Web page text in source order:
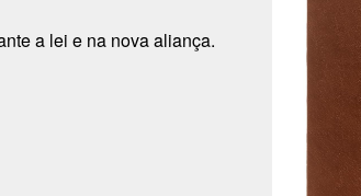
a lei e na nova aliança.